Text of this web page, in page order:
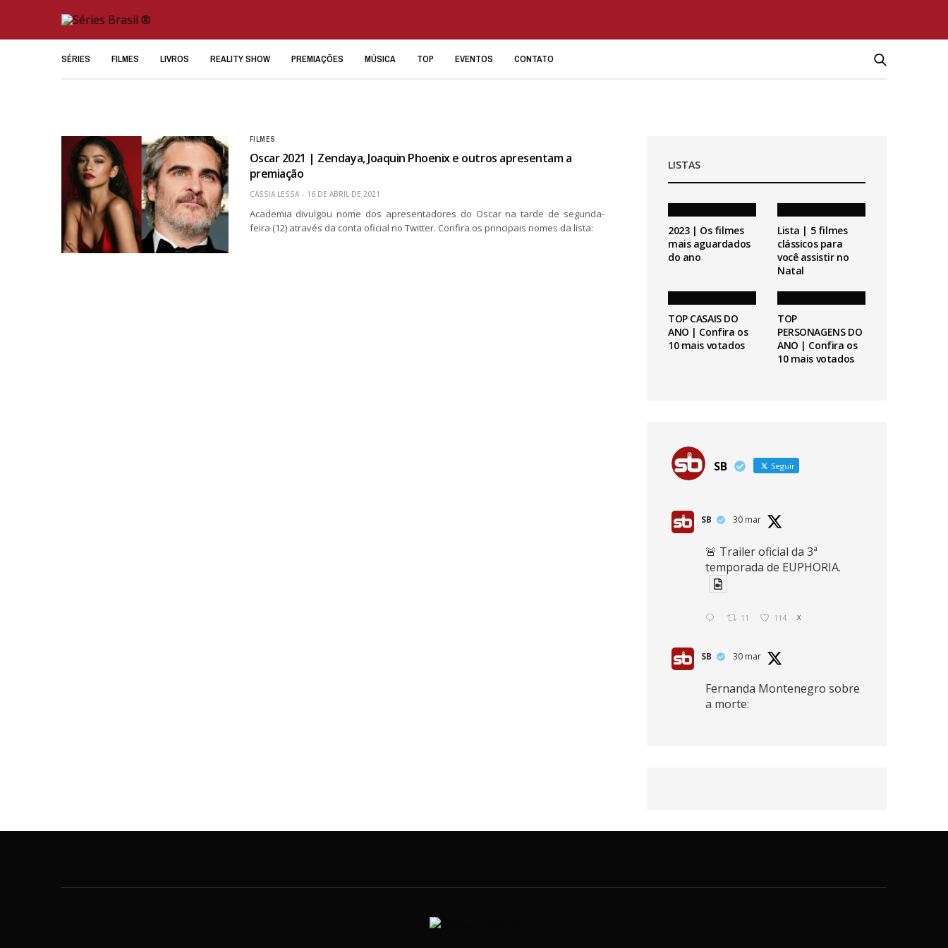
SÉRIES FILMES LIVROS REALITY SHOW PREMIAÇÕES MÚSICA TOP EVENTOS CONTATO
FILMES
Oscar 2021 | Zendaya, Joaquin Phoenix e outros apresentam a
premiação
CÁSSIA LESSA 16 DE ABRIL DE 2021
Academia divulgou nome dos apresentadores do Oscar na tarde de segunda-
feira (12) através da conta oficial no Twitter. Confira os principais nomes da lista:
LISTAS
2023 | Os filmes
mais aguardados
do ano
Lista | 5 filmes
clássicos para
você assistir no
Natal
TOP CASAIS DO
ANO | Confira os
10 mais votados
TOP
PERSONAGENS DO
ANO | Confira os
10 mais votados
SB Seguir
SB 30 mar
🚨 Trailer oficial da 3ª
temporada de EUPHORIA.
11 114 X
SB 30 mar
Fernanda Montenegro sobre
a morte:
SB 30 mar